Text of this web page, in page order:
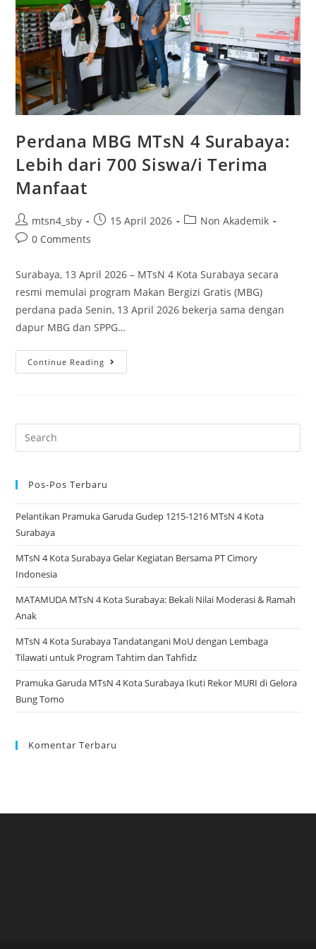
Perdana MBG MTsN 4 Surabaya:
Lebih dari 700 Siswa/i Terima
Manfaat
Post
author:
mtsn4_sby
Post15 April 2026
PostNon Akademik
Post0 Comments
Surabaya, 13 April 2026 – MTsN 4 Kota Surabaya secara
resmi memulai program Makan Bergizi Gratis (MBG)
perdana pada Senin, 13 April 2026 bekerja sama dengan
dapur MBG dan SPPG…
Continue Reading
MBG
Surabaya:
Terima
Search
for:
Pos-Pos Terbaru
Pelantikan Pramuka Garuda Gudep 1215-1216 MTsN 4 Kota
Surabaya
MTsN 4 Kota Surabaya Gelar Kegiatan Bersama PT Cimory
Indonesia
MATAMUDA MTsN 4 Kota Surabaya: Bekali Nilai Moderasi & Ramah
Anak
MTsN 4 Kota Surabaya Tandatangani MoU dengan Lembaga
Tilawati untuk Program Tahtim dan Tahfidz
Pramuka Garuda MTsN 4 Kota Surabaya Ikuti Rekor MURI di Gelora
Bung Tomo
Komentar Terbaru